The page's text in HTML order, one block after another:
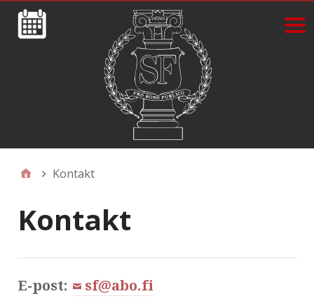
Kontakt
Kontakt
E-post: sf@abo.fi